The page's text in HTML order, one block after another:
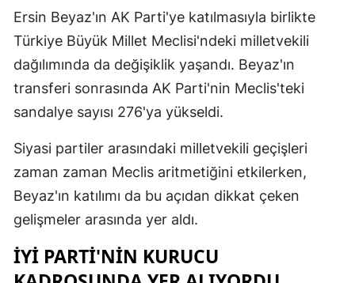
Ersin Beyaz'ın AK Parti'ye katılmasıyla birlikte
Türkiye Büyük Millet Meclisi'ndeki milletvekili
dağılımında da değişiklik yaşandı. Beyaz'ın
transferi sonrasında AK Parti'nin Meclis'teki
sandalye sayısı 276'ya yükseldi.
Siyasi partiler arasındaki milletvekili geçişleri
zaman zaman Meclis aritmetiğini etkilerken,
Beyaz'ın katılımı da bu açıdan dikkat çeken
gelişmeler arasında yer aldı.
İYİ PARTI'NIN KURUCU